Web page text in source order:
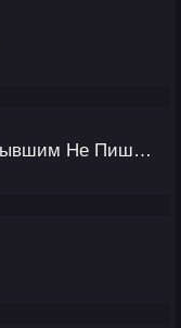
Тик Ток - Счастливые Бывшим Не Пишут (Стих)